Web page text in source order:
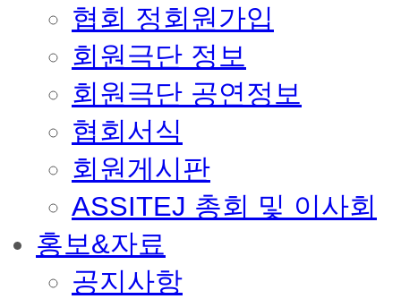
협회 정회원가입
회원극단 정보
회원극단 공연정보
협회서식
회원게시판
ASSITEJ 총회 및 이사회
홍보&자료
공지사항